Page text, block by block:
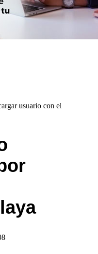
usuario con el